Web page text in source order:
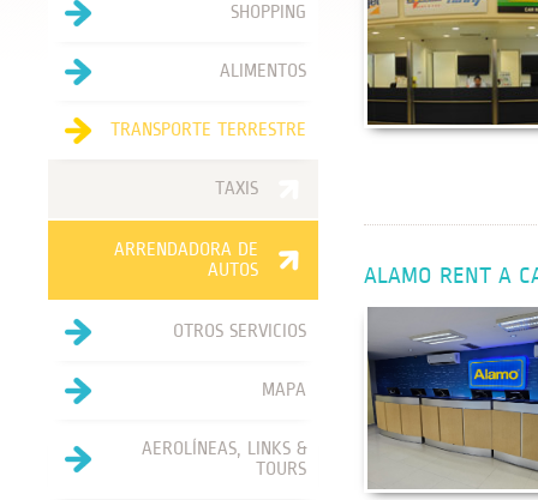
ALAMO RENT A
SHOPPING
ALIMENTOS
TRANSPORTE TERRESTRE
TAXIS
ARRENDADORA DE
AUTOS
OTROS SERVICIOS
MAPA
AEROLÍNEAS, LINKS &
TOURS